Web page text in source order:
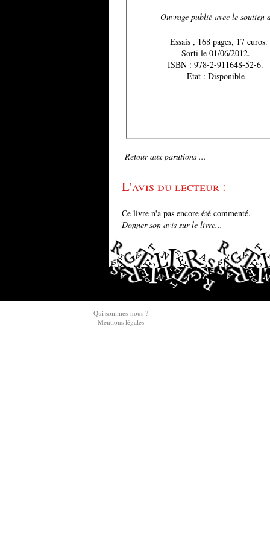
Ouvrage publié avec le soutien
Essais , 168 pages, 17 euros.
Sorti le 01/06/2012.
ISBN : 978-2-911648-52-6.
Etat : Disponible
Retour aux parutions ...
L'avis du lecteur :
Ce livre n'a pas encore été commenté.
Donner son avis sur le livre...
Qui sommes-nous ?
Mentions légales